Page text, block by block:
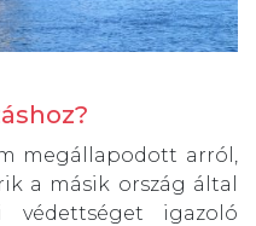
megállapodott arról,
a másik ország által
védettséget igazoló